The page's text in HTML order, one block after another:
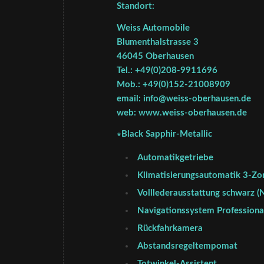
Standort:
Weiss Automobile
Blumenthalstrasse 3
46045 Oberhausen
Tel.: +49(0)208-9911696
Mob.: +49(0)152-21008909
email: info@weiss-oberhausen.de
web: www.weiss-oberhausen.de
∗Black Sapphir-Metallic
Automatikgetriebe
Klimatisierungsautomatik 3-
Volllederausstattung schwarz
Navigationssystem Professional
Rückfahrkamera
Abstandsregeltempomat